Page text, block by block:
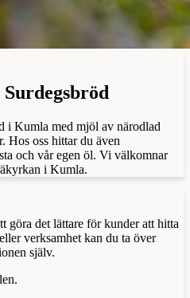
i Kumla med mjöl av närodlad
Hos oss hittar du även
och vår egen öl. Vi välkomnar
i Kumla.
göra det lättare för kunder att hitta
verksamhet kan du ta över
själv.